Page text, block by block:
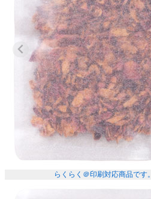
らくらく＠印刷対応商品です。